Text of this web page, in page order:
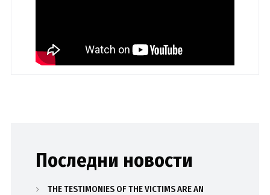
Последни новости
THE TESTIMONIES OF THE VICTIMS ARE AN